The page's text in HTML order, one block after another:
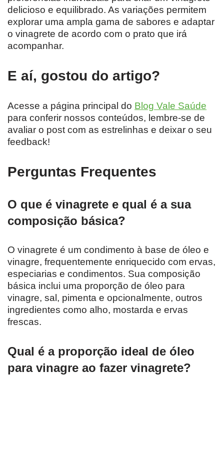
delicioso e equilibrado. As variações permitem
explorar uma ampla gama de sabores e adaptar
o vinagrete de acordo com o prato que irá
acompanhar.
E aí, gostou do artigo?
Acesse a página principal do Blog Vale Saúde
para conferir nossos conteúdos, lembre-se de
avaliar o post com as estrelinhas e deixar o seu
feedback!
Perguntas Frequentes
O que é vinagrete e qual é a sua
composição básica?
O vinagrete é um condimento à base de óleo e
vinagre, frequentemente enriquecido com ervas,
especiarias e condimentos. Sua composição
básica inclui uma proporção de óleo para
vinagre, sal, pimenta e opcionalmente, outros
ingredientes como alho, mostarda e ervas
frescas.
Qual é a proporção ideal de óleo
para vinagre ao fazer vinagrete?